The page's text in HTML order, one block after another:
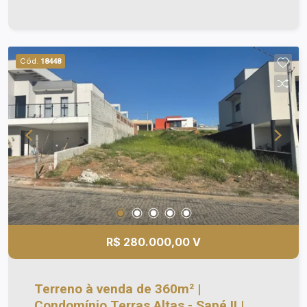
projeto arquitetônico que possibilita integrar área
de lazer, piscina, um lindo pomar/horta, academia
e muito mais, além do sossego e segurança que
o condomínio oferece.
Cód. 18448
R$ 280.000,00 V
Terreno à venda de 360m² |